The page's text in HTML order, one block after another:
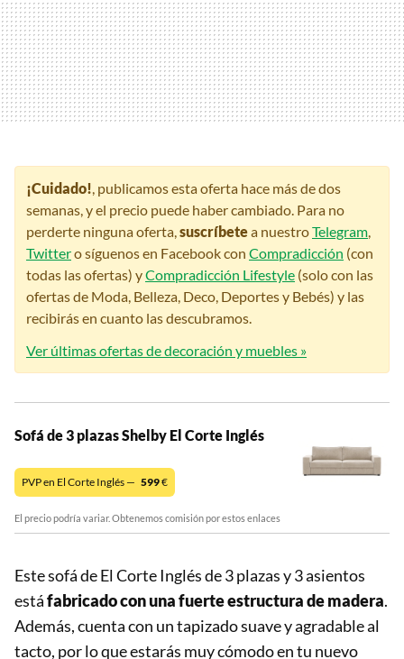
¡Cuidado!, publicamos esta oferta hace más de dos
semanas, y el precio puede haber cambiado. Para no
perderte ninguna oferta,suscríbetea nuestroTelegram,
Twittero síguenos en Facebook con Compradicción (con
todas las ofertas) yCompradicción Lifestyle (solo con las
ofertas de Moda, Belleza, Deco, Deportes y Bebés) y las
recibirás en cuanto las descubramos.
Ver últimas ofertas de decoración y muebles »
Sofá de 3 plazas Shelby El Corte Inglés
PVP en El Corte Inglés — 599€
El precio podría variar. Obtenemos comisión por estos enlaces
Este sofá de El Corte Inglés de 3 plazas y 3 asientos
estáfabricado con una fuerte estructura de madera.
Además, cuenta con un tapizado suave y agradable al
tacto, por lo que estarás muy cómodo en tu nuevo